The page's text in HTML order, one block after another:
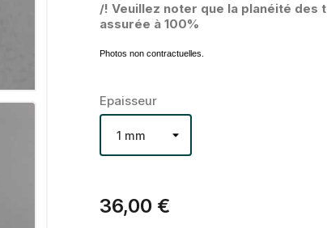
/! Veuillez noter que la planéité des
assurée à 100%
Photos non contractuelles.
Epaisseur
36,00 €